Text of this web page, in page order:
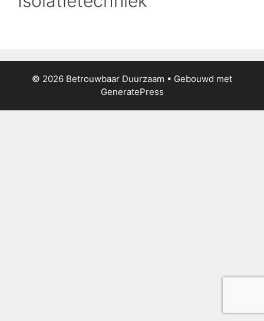
© 2026 Betrouwbaar Duurzaam • Gebouwd met
GeneratePress